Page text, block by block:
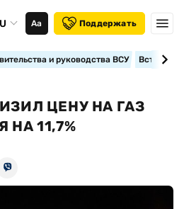
Аа Поддержать
и руководства ВСУ
ЦЕНУ НА ГАЗ
11,7%